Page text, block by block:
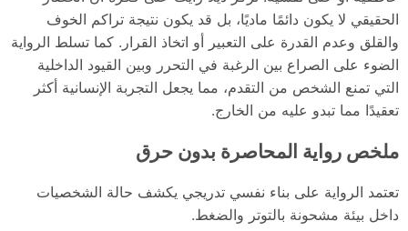
الحقيقي لا يكون دائمًا ماديًا، بل قد يكون نتيجة تراكم الخوف
والقلق وعدم القدرة على التعبير أو اتخاذ القرار. كما تسلط الرواية
الضوء على الصراع بين الرغبة في التحرر وبين القيود الداخلية
التي تمنع الشخص من التقدم، مما يجعل التجربة الإنسانية أكثر
تعقيدًا مما تبدو عليه من الخارج.
ملخص رواية المحاصرة بدون حرق
تعتمد الرواية على بناء نفسي تدريجي يكشف حالة الشخصيات
داخل بيئة مشحونة بالتوتر والضغط.